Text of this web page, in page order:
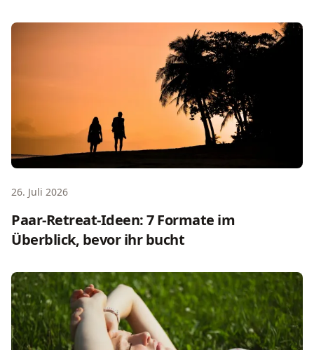
Paar-Retreat-Ideen: 7 Formate im Überblick, bevor ihr
26. Juli 2026
Paar-Retreat-Ideen: 7 Formate im
Überblick, bevor ihr bucht
Retreat Arten: Welcher Typ passt wirklich zu dir?